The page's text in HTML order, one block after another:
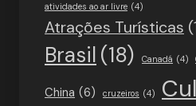
atividades ao ar livre (4)
Atrações Turísticas
Brasil (18) Canadá (4)
China (6) cruzeiros (4)